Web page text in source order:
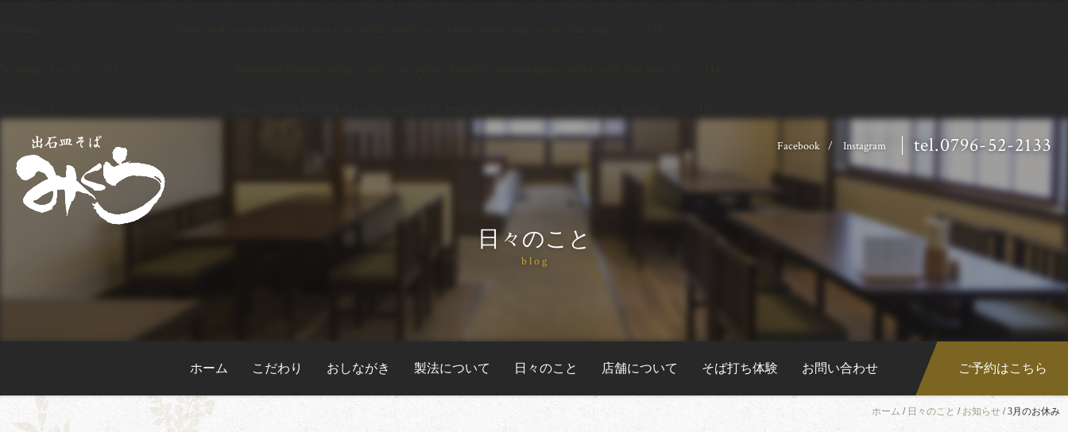
日々のこと
blog
Facebook Instagram tel.0796-52-2133
ホーム こだわり おしながき 製法について 日々のこと 店舗について そば打ち体験 お問い合わせ ご予約はこちら
ホーム / 日々のこと / お知らせ /3月のお休み